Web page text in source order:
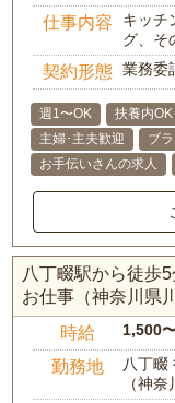
仕事内容
キッチ
グ、そ
契約形態 業務委
週1〜OK 扶養内OK
主婦･主夫歓迎
ブ
お手伝いさんの求人
八丁畷駅から徒歩
お仕事（神奈川県
時給 1,500
勤務地
八丁畷
（神